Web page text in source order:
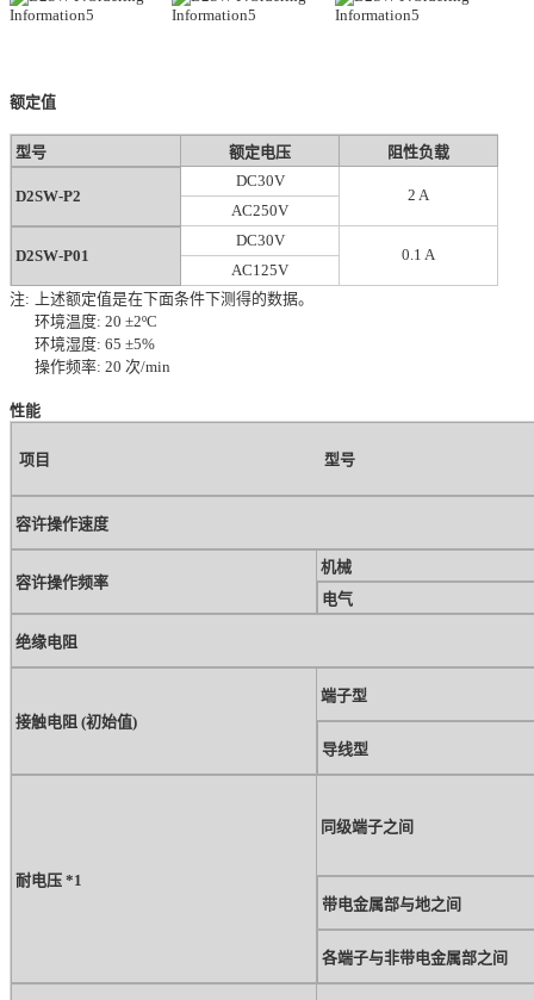
额定值
型号 额定电压 阻性负载
D2SW-P2
DC30V
2 A
AC250V
D2SW-P01
DC30V
0.1 A
AC125V
注:
上述额定值是在下面条件下测得的数据。
环境温度: 20 ±2ºC
环境湿度: 65 ±5%
操作频率: 20 次/min
性能
项目 型号
容许操作速度
容许操作频率
机械
电气
绝缘电阻
接触电阻 (初始值)
端子型
导线型
耐电压 *1
同级端子之间
带电金属部与地之间
各端子与非带电金属部之间